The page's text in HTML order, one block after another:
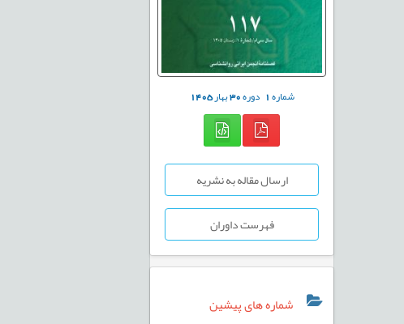
شماره1 دوره30بهار1405
ارسال مقاله به نشریه
فهرست داوران
شماره های پیشین